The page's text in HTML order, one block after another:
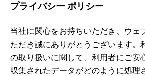
プライバシー ポリシー
当社に関心をお持ちいただき、ウェ
ただき誠にありがとうございます。
の取り扱いに関して、利用者にご安
収集されたデータがどのように処理